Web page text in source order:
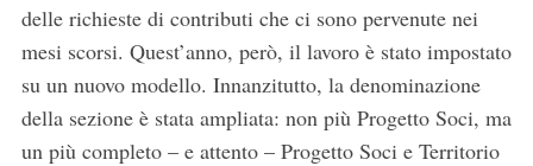
delle richieste di contributi che ci sono pervenute nei
mesi scorsi. Quest’anno, però, il lavoro è stato impostato
su un nuovo modello. Innanzitutto, la denominazione
della sezione è stata ampliata: non più Progetto Soci, ma
un più completo – e attento – Progetto Soci e Territorio